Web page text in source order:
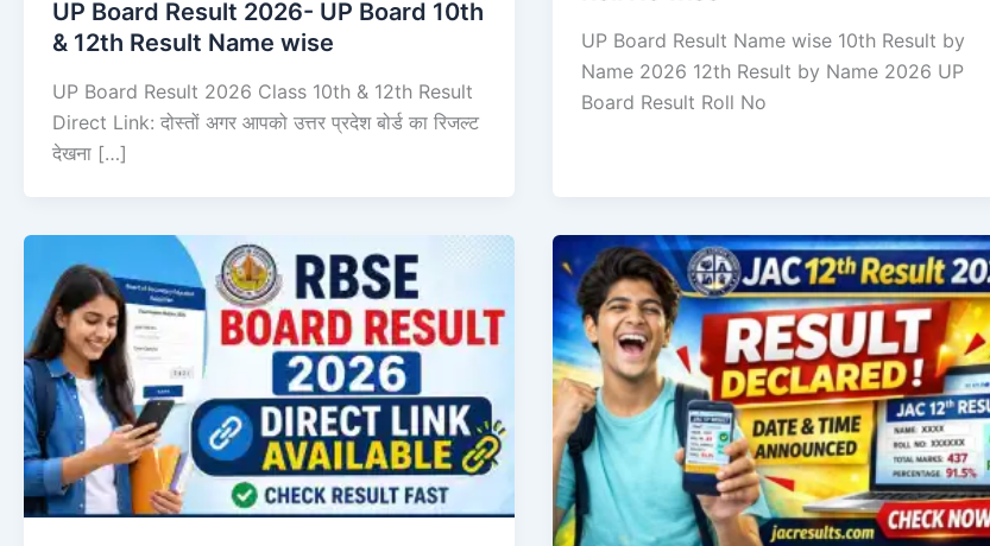
UP Board Result 2026- UP Board 10th
& 12th Result Name wise
UP Board Result 2026 Class 10th & 12th Result
Direct Link: दोस्तों अगर आपको उत्तर प्रदेश बोर्ड का रिजल्ट
देखना […]
UP Board Result Name wise 10th Result by
Name 2026 12th Result by Name 2026 UP
Board Result Roll No